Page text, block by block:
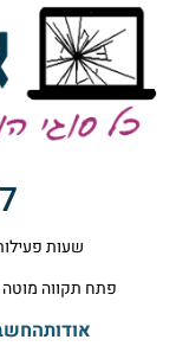
שעות פעילות א'-ה' 10:00-19:00
פתח תקווה מוטה גור 5 קומה ראשונה ימינה
אודות